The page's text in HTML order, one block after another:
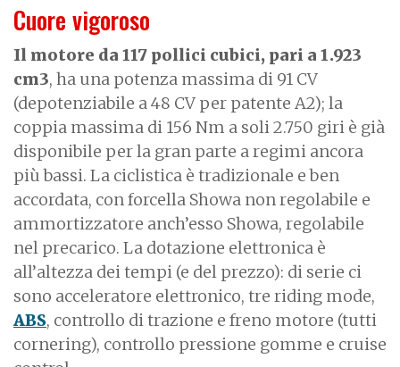
Cuore vigoroso
Il motore da 117 pollici cubici, pari a 1.923
cm3, ha una potenza massima di 91 CV
(depotenziabile a 48 CV per patente A2); la
coppia massima di 156 Nm a soli 2.750 giri è già
disponibile per la gran parte a regimi ancora
più bassi. La ciclistica è tradizionale e ben
accordata, con forcella Showa non regolabile e
ammortizzatore anch’esso Showa, regolabile
nel precarico. La dotazione elettronica è
all’altezza dei tempi (e del prezzo): di serie ci
sono acceleratore elettronico, tre riding mode,
ABS, controllo di trazione e freno motore (tutti
cornering), controllo pressione gomme e cruise